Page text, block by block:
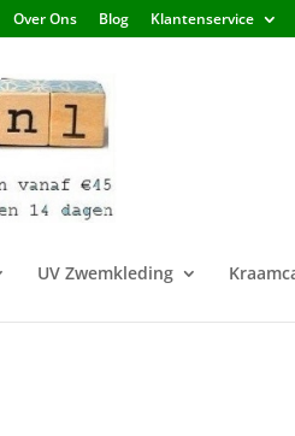
Over Ons Blog Klantenservice
UV Zwemkleding